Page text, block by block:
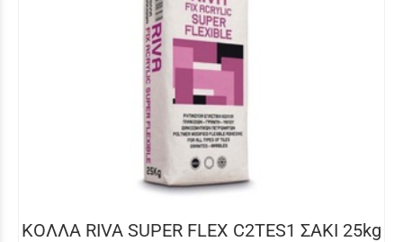
ΚΟΛΛΑ RIVA SUPER FLEX C2TES1 ΣΑΚΙ 25kg